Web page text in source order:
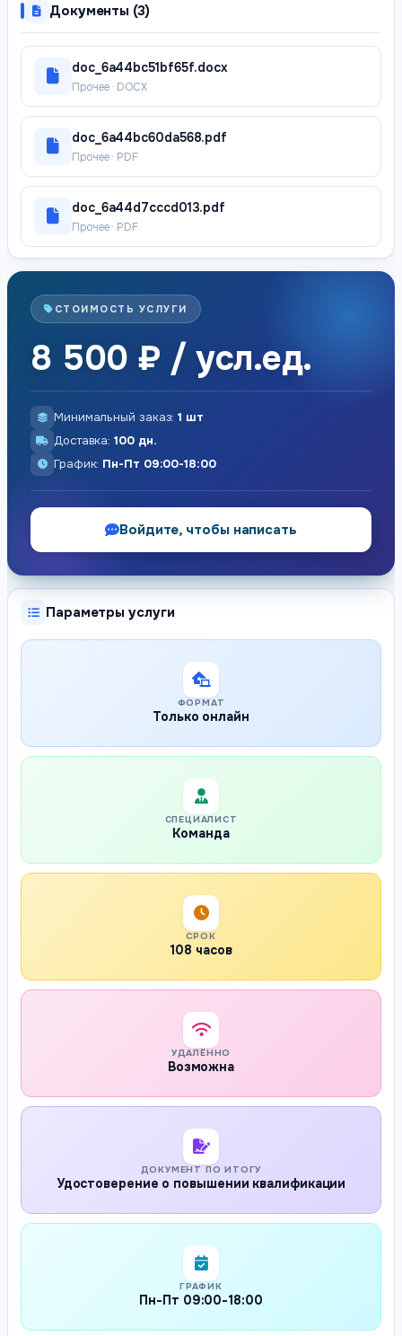
Документы (3)
doc_6a44bc51bf65f.docx
Прочее · DOCX
doc_6a44bc60da568.pdf
Прочее · PDF
doc_6a44d7cccd013.pdf
Прочее · PDF
СТОИМОСТЬ УСЛУГИ
8 500 ₽ / усл.ед.
Минимальный заказ:1 шт
Доставка:100 дн.
График: Пн-Пт 09:00-18:00
Войдите, чтобы написать
Параметры услуги
ФОРМАТ
Только онлайн
СПЕЦИАЛИСТ
Команда
СРОК
108 часов
УДАЛЁННО
Возможна
ДОКУМЕНТ ПО ИТОГУ
Удостоверение о повышении квалификации
ГРАФИК
Пн-Пт 09:00-18:00